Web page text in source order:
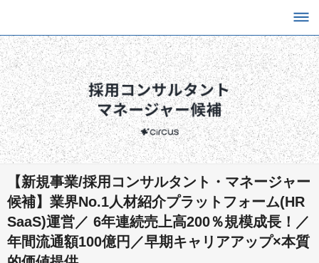
【新規事業/採用コンサルタント・マネージャー
候補】業界No.1人材紹介プラットフォーム(HR
SaaS)運営／ 6年連続売上高200％規模成長！／
年間流通額100億円／早期キャリアアップ×本質